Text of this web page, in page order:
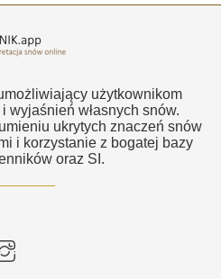
użytkownikom
wyjaśnień własnych snów.
ukrytych znaczeń snów
i korzystanie z bogatej bazy
oraz SI.